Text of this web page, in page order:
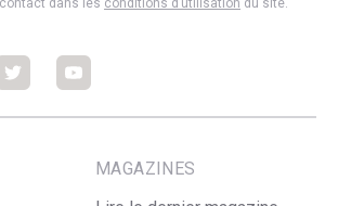
FacebookFacebook
MAGAZINES